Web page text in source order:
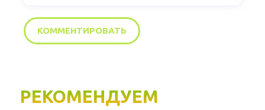
РЕКОМЕНДУЕМ